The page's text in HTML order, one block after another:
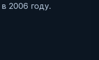
2006 году.